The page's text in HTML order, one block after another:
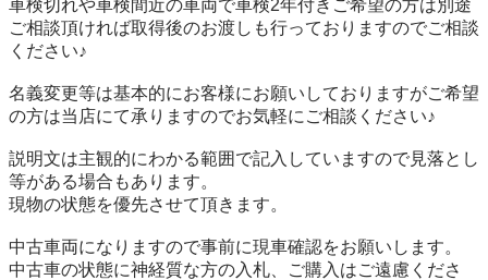
車検切れや車検間近の車両で車検2年付きご希望の方は別途
ご相談頂ければ取得後のお渡しも行っておりますのでご相談
ください♪
名義変更等は基本的にお客様にお願いしておりますがご希望
の方は当店にて承りますのでお気軽にご相談ください♪
説明文は主観的にわかる範囲で記入していますので見落とし
等がある場合もあります。
現物の状態を優先させて頂きます。
中古車両になりますので事前に現車確認をお願いします。
中古車の状態に神経質な方の入札、ご購入はご遠慮くださ